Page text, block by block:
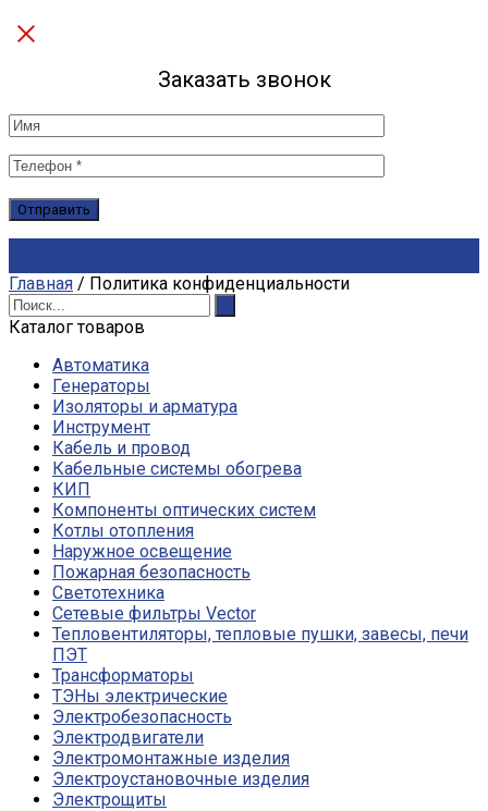
Заказать звонок
Главная / Политика конфиденциальности
Каталог товаров
Автоматика
Генераторы
Изоляторы и арматура
Инструмент
Кабель и провод
Кабельные системы обогрева
КИП
Компоненты оптических систем
Котлы отопления
Наружное освещение
Пожарная безопасность
Светотехника
Сетевые фильтры Vector
Тепловентиляторы, тепловые пушки, завесы, печи
ПЭТ
Трансформаторы
ТЭНы электрические
Электробезопасность
Электродвигатели
Электромонтажные изделия
Электроустановочные изделия
Электрощиты